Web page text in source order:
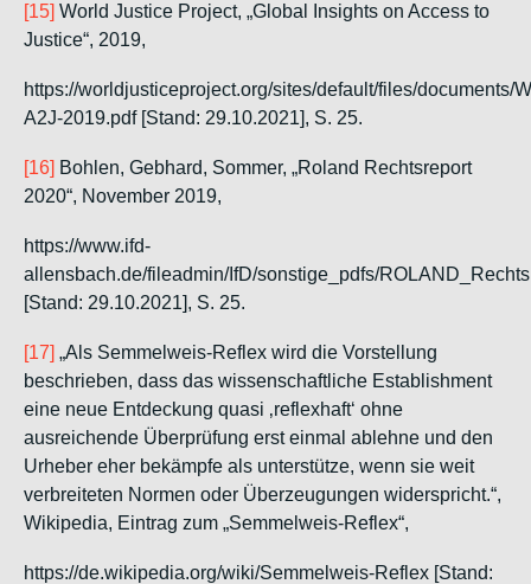
[15] World Justice Project, „Global Insights on Access to
Justice“, 2019,
https://worldjusticeproject.org/sites/default/files/documents/
A2J-2019.pdf [Stand: 29.10.2021], S. 25.
[16] Bohlen, Gebhard, Sommer, „Roland Rechtsreport
2020“, November 2019,
https://www.ifd-
allensbach.de/fileadmin/IfD/sonstige_pdfs/
[Stand: 29.10.2021], S. 25.
[17] „Als Semmelweis-Reflex wird die Vorstellung
beschrieben, dass das wissenschaftliche Establishment
eine neue Entdeckung quasi ‚reflexhaft‘ ohne
ausreichende Überprüfung erst einmal ablehne und den
Urheber eher bekämpfe als unterstütze, wenn sie weit
verbreiteten Normen oder Überzeugungen widerspricht.“,
Wikipedia, Eintrag zum „Semmelweis-Reflex“,
https://de.wikipedia.org/wiki/Semmelweis-Reflex [Stand: